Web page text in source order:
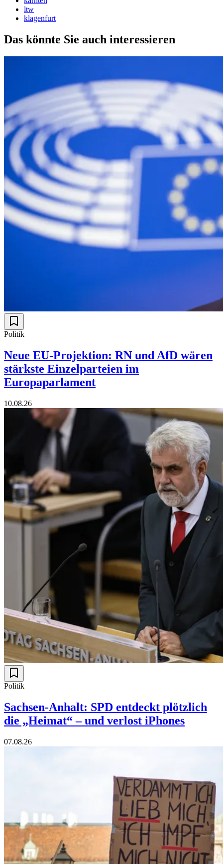
ltw
klagenfurt
Das könnte Sie auch interessieren
Politik
Neue EU-Projektion: RN und AfD wären
stärkste Einzelparteien im
Europaparlament
10.08.26
Politik
Sachsen-Anhalt: SPD entdeckt plötzlich
die „Heimat“ – und verlost iPhones
07.08.26